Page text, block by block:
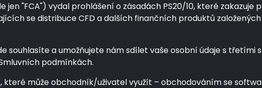
jen "FCA") vydal prohlášení o zásadách PS20/10, které
se distribuce CFD a dalších finančních produktů
souhlasíte a umožňujete nám sdílet vaše osobní údaje s
podmínkách.
které může obchodník/uživatel využít – obchodováním se